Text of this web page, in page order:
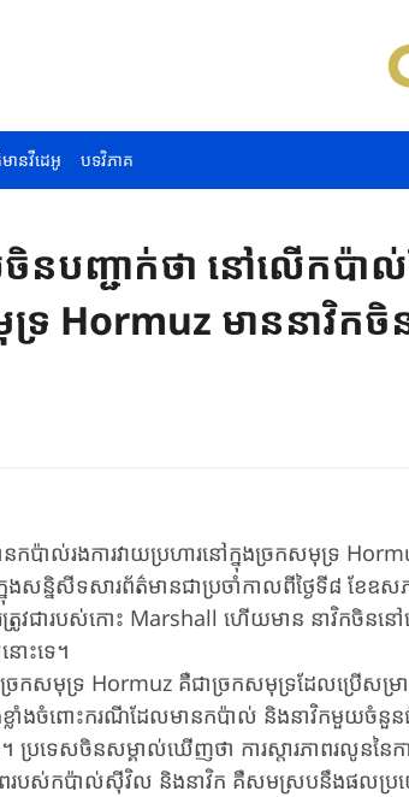
ានវីដេអូ បទវិភាគ
នបញ្ជាក់ថា នៅលើកប៉ាល់
រ Hormuz មាននាវិកចិ
ប៉ាល់រងការវាយប្រហារនៅក្នុងច្រកសមុទ្រ
នុងសន្និសីទសារព័ត៌មានជាប្រចាំកាលពីថ្ងៃទី៨ ខ
ត្រូវជារបស់កោះ Marshall ហើយមាន នាវិកចិន
ោះទេ។
កសមុទ្រ Hormuz គឺជាច្រកសមុទ្រដែលប្រើសម្រាប់
ខ្លាំងចំពោះករណីដែលមានកប៉ាល់ និងនាវិកមួយចំនួ
រទេសចិនសម្គាល់ឃើញថា ការស្តារភាពរលូននៃកា
ាពរបស់កប៉ាល់ស៊ីវិល និងនាវិក គឺសមស្របនឹងផលប្រ